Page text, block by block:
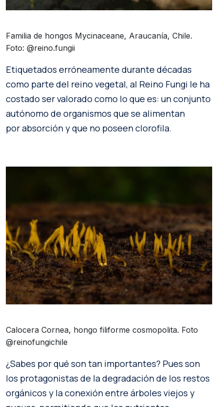
Familia de hongos Mycinaceane, Araucanía, Chile.
Foto: @reino.fungii
Etiquetados erróneamente durante décadas
como parte del reino vegetal, al Reino Fungi le ha
costado ser valorado como lo que es: un conjunto
autónomo de organismos que se alimentan
por absorción y que no poseen clorofila.
Calocera Cornea, hongo filiforme cosmopolita. Foto
@reinofungichile
¿Sabes por qué son tan importantes? Pues son
los protagonistas de la degradación de los restos
orgánicos y la conexión entre árboles viejos y